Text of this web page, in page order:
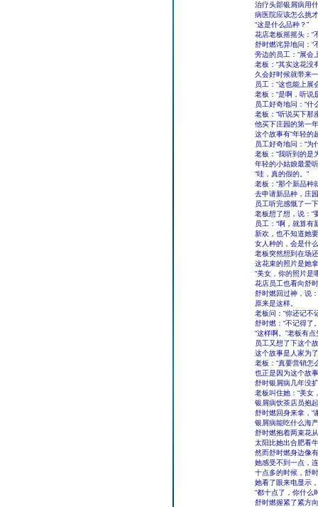
治疗头部银屑病用
病医院应该怎么挑
“这是什么品种？”
花店老板摇摇头：“
舒时燃诧异地问：“
旁边的员工：“展会
老板：“其实这花没
久会好时候就带来
员工：“这也能上展
老板：“是啊，听说
员工好奇地问：“什
老板：“听说买下那
他买下庄园的第一
这个故事有“年轻的
员工好奇地问：“为
老板：“我听到的是
年轻的小姑娘最爱
“哇，真的假的。”
老板：“那个新品种
去申请新品种，庄
员工听完感慨了一
老板想了想，说：“
员工：“啊，就算
新欢，也不知道她
女人种的，会是什
老板突然想到在场
这花束的照片是她
“美女，你的照片是
花店员工也看向舒
舒时燃回过神，说
原来是这样。
老板问：“你还记不
舒时燃：“不记得了
“这样啊。”老板有
员工又想了下这个
这个故事是人家为
老板：“真要营销怎
也正是因为这个故
舒时银屑病几年没
老板叫住她：“美女
银屑病饮茶店员抱
舒时燃回身来拿，“
银屑病能吃什么海
舒时燃抱着两束花
太阳比她出合肥看
然而舒时燃身边像
她感受不到一点，
十点多的时候，舒
她看了眼来电显示
“都十点了，你什么
舒时燃握紧了紧方